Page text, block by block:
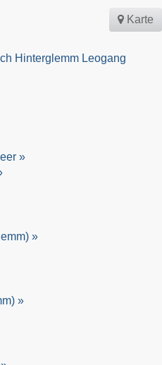
Karte
Hinterglemm Leogang
»
»
»